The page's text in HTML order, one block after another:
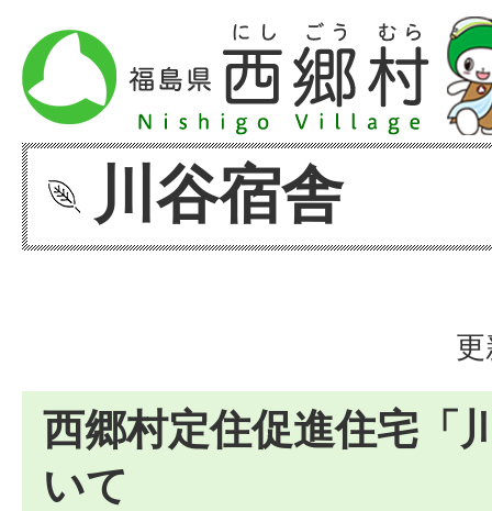
川谷宿舎
西郷村定住促進住宅「
いて